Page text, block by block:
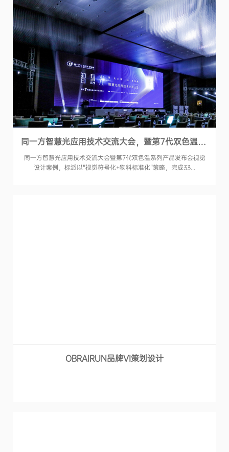
同一方智慧光应用技术交流大会，暨第7代双色温系列产品发布会活动
同一方智慧光应用技术交流大会暨第7代双色温系列产品发布会视觉
设计案例，标派以"视觉符号化+物料标准化"策略，完成33...
OBRAIRUN品牌VI策划设计